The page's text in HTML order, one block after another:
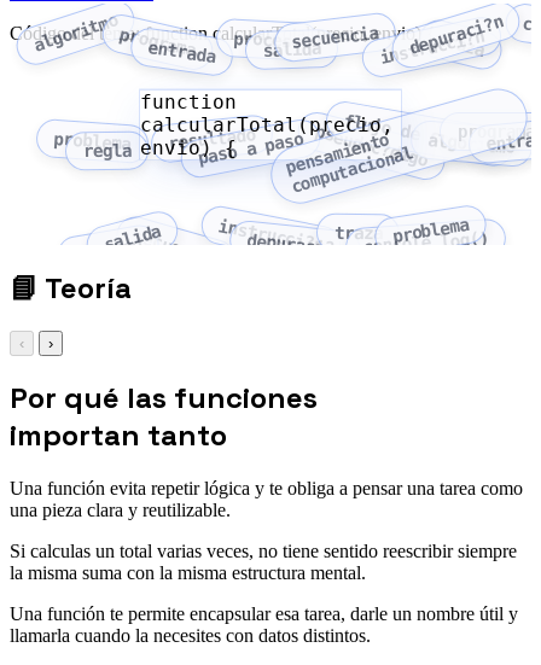
Código del tema: function calcularTotal(precio, envio) {
algoritmoprograma
entrada proceso
salidasecuenciainstrucci?n
depuraci?n
traza
problema
regla resultado
paso a pasop
e
n
s
a
m
i
e
n
t
o
c
o
m
p
u
t
a
c
i
o
n
a
l
pseudoc?digo
flujo de control
algoritmo
programa
proceso
salidasecuenciainstrucci?n
depuraci?ntrazaconsole.log()
problema
function
calcularTotal(precio,
envio) {
📘 Teoría
‹ ›
Por qué las funciones
importan tanto
Una función evita repetir lógica y te obliga a pensar una tarea como
una pieza clara y reutilizable.
Si calculas un total varias veces, no tiene sentido reescribir siempre
la misma suma con la misma estructura mental.
Una función te permite encapsular esa tarea, darle un nombre útil y
llamarla cuando la necesites con datos distintos.